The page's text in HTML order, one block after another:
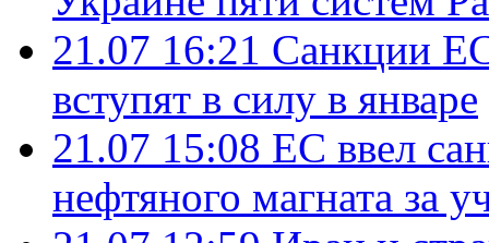
21.07 16:21 Санкции
вступят в силу в январе
21.07 15:08 ЕС ввел
нефтяного магната за